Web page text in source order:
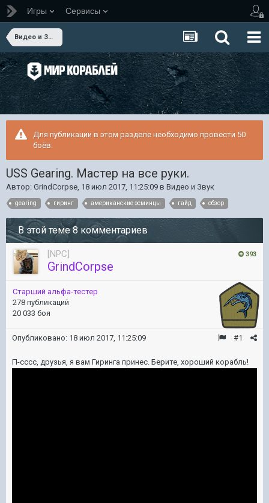
Игры Сервисы
Видео и Звук
Для публикации в этом разделе необходимо провести 50
боёв.
USS Gearing. Мастер на все руки.
Автор: GrindCorpse, 18 июл 2017, 11:25:09 в Видео и Звук
gearing гиринг американские эсминцы гайд обзор
В этой теме 8 комментариев
393
[NPC]
GrindCorpse
Старший альфа-тестер
278 публикаций
20 033 боя
#1
Опубликовано: 18 июл 2017, 11:25:09
П-сссс, друзья, я вам Гиринга принес. Берите, хороший корабль!